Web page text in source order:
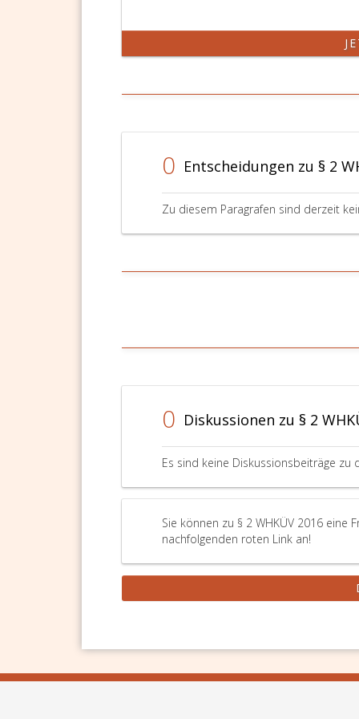
0 Entscheidungen zu § 2
Zu diesem Paragrafen sind derzeit
0 Diskussionen zu § 2
Es sind keine Diskussionsbeiträge zu
Sie können zu § 2 WHKÜV 2016 eine
nachfolgenden roten Link an!